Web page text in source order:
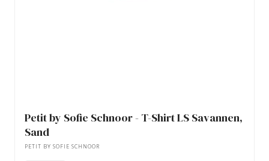
Petit by Sofie Schnoor - T-Shirt LS Savannen,
Sand
PETIT BY SOFIE SCHNOOR